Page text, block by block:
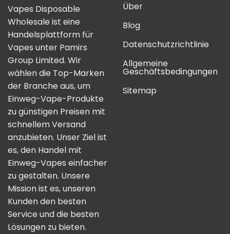
Vapes Disposable
Wholesale ist eine
Handelsplattform für
Vapes unter Pamirs
Group Limited. Wir
wählen die Top-Marken
der Branche aus, um
Einweg-Vape-Produkte
zu günstigen Preisen mit
schnellem Versand
anzubieten. Unser Ziel ist
es, den Handel mit
Einweg-Vapes einfacher
zu gestalten. Unsere
Mission ist es, unseren
Kunden den besten
Service und die besten
Lösungen zu bieten.
Über
Blog
Datenschutzrichtlinie
Allgemeine
Geschäftsbedingungen
Sitemap